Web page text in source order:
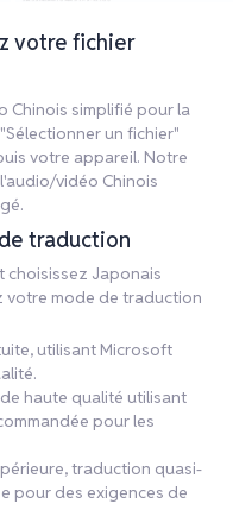
votre fichier
Chinois simplifié pour la
un fichier"
votre appareil. Notre
vidéo Chinois
traduction
choisissez Japonais
votre mode de traduction
utilisant Microsoft
haute qualité utilisant
pour les
traduction quasi-
pour des exigences de